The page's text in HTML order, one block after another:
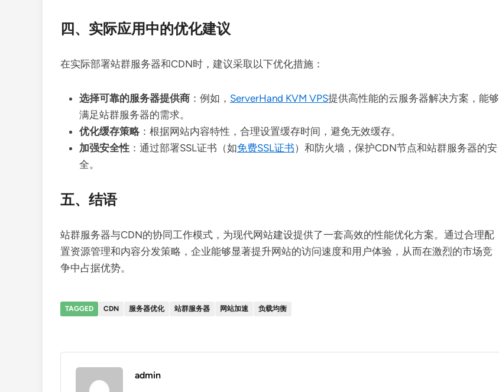
四、实际应用中的优化建议
在实际部署站群服务器和CDN时，建议采取以下优化措施：
选择可靠的服务器提供商 ：例如， ServerHand KVM VPS提供高性能的云服务器解决方案，能够
满足站群服务器的需求。
优化缓存策略 ：根据网站内容特性，合理设置缓存时间，避免无效缓存。
加强安全性 ：通过部署SSL证书（如免费SSL证书）和防火墙，保护CDN节点和站群服务器的安
全。
五、结语
站群服务器与CDN的协同工作模式，为现代网站建设提供了一套高效的性能优化方案。通过合理配
置资源管理和内容分发策略，企业能够显著提升网站的访问速度和用户体验，从而在激烈的市场竞
争中占据优势。
TAGGED CDN 服务器优化 站群服务器 网站加速 负载均衡
admin